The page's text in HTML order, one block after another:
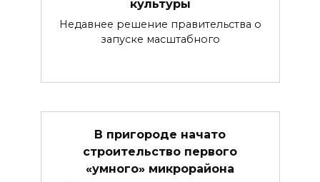
культуры
Недавнее решение правительства о
запуске масштабного
В пригороде начато
строительство первого
«умного» микрорайона